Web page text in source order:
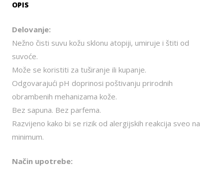
OPIS
Delovanje:
Nežno čisti suvu kožu sklonu atopiji, umiruje i štiti od
suvoće.
Može se koristiti za tuširanje ili kupanje.
Odgovarajući pH doprinosi poštivanju prirodnih
obrambenih mehanizama kože.
Bez sapuna. Bez parfema.
Razvijeno kako bi se rizik od alergijskih reakcija sveo na
minimum.
Način upotrebe: